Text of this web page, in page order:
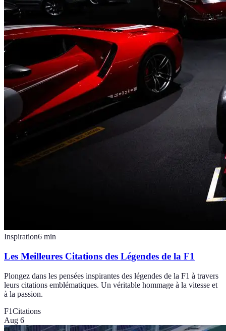
Inspiration6 min
Les Meilleures Citations des Légendes de la F1
Plongez dans les pensées inspirantes des légendes de la F1 à travers
leurs citations emblématiques. Un véritable hommage à la vitesse et
à la passion.
F1Citations
Aug 6